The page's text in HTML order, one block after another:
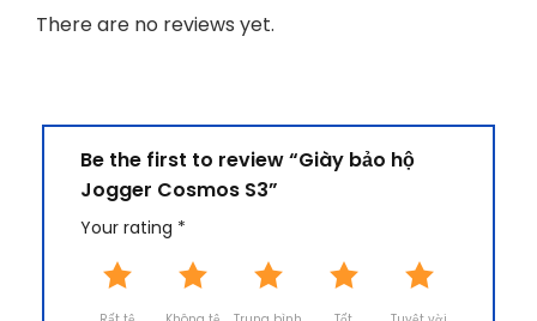
There are no reviews yet.
Be the first to review “Giày bảo hộ
Jogger Cosmos S3”
Your rating *